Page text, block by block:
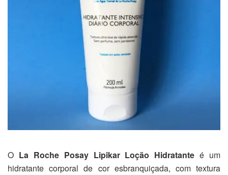
O La Roche Posay Lipikar Loção Hidratante é um
hidratante corporal de cor esbranquiçada, com textura